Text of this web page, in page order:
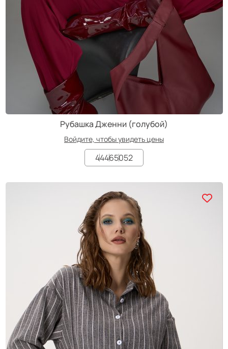
Рубашка Дженни (голубой)
Войдите, чтобы увидеть цены
44465052